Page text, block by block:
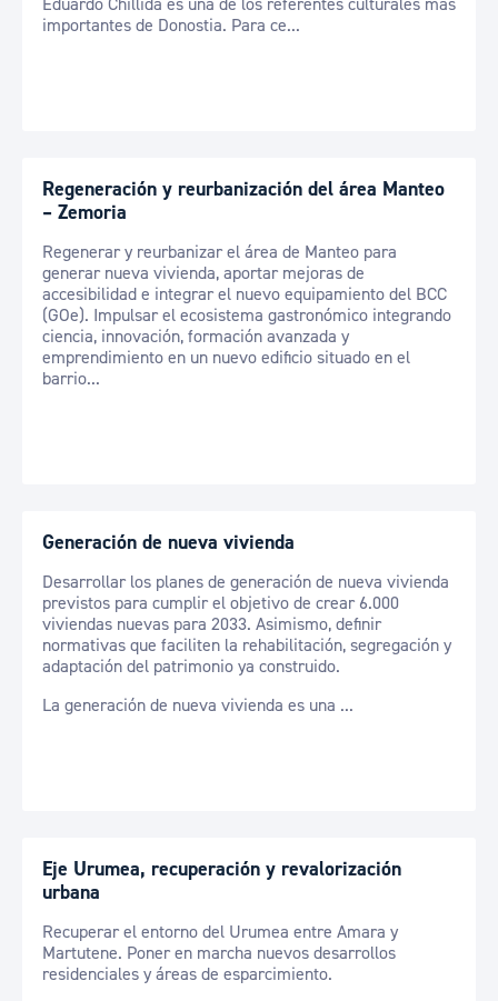
Eduardo Chillida es una de los referentes culturales más
importantes de Donostia. Para ce...
Regeneración y reurbanización del área Manteo
– Zemoria
Regenerar y reurbanizar el área de Manteo para
generar nueva vivienda, aportar mejoras de
accesibilidad e integrar el nuevo equipamiento del BCC
(GOe). Impulsar el ecosistema gastronómico integrando
ciencia, innovación, formación avanzada y
emprendimiento en un nuevo edificio situado en el
barrio...
Generación de nueva vivienda
Desarrollar los planes de generación de nueva vivienda
previstos para cumplir el objetivo de crear 6.000
viviendas nuevas para 2033. Asimismo, definir
normativas que faciliten la rehabilitación, segregación y
adaptación del patrimonio ya construido.
La generación de nueva vivienda es una ...
Eje Urumea, recuperación y revalorización
urbana
Recuperar el entorno del Urumea entre Amara y
Martutene. Poner en marcha nuevos desarrollos
residenciales y áreas de esparcimiento.